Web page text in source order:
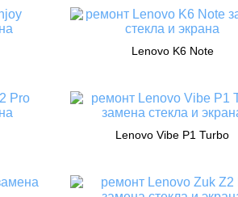
Lenovo K6 Note
Lenovo Vibe P1 Turbo